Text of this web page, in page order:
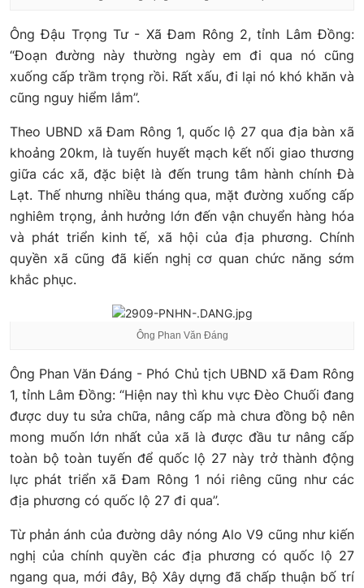
Ông Đậu Trọng Tư - Xã Đam Rông 2, tỉnh Lâm Đồng:
“Đoạn đường này thường ngày em đi qua nó cũng
xuống cấp trầm trọng rồi. Rất xấu, đi lại nó khó khăn và
cũng nguy hiểm lắm”.
Theo UBND xã Đam Rông 1, quốc lộ 27 qua địa bàn xã
khoảng 20km, là tuyến huyết mạch kết nối giao thương
giữa các xã, đặc biệt là đến trung tâm hành chính Đà
Lạt. Thế nhưng nhiều tháng qua, mặt đường xuống cấp
nghiêm trọng, ảnh hưởng lớn đến vận chuyển hàng hóa
và phát triển kinh tế, xã hội của địa phương. Chính
quyền xã cũng đã kiến nghị cơ quan chức năng sớm
khắc phục.
Ông Phan Văn Đáng
Ông Phan Văn Đáng - Phó Chủ tịch UBND xã Đam Rông
1, tỉnh Lâm Đồng: “Hiện nay thì khu vực Đèo Chuối đang
được duy tu sửa chữa, nâng cấp mà chưa đồng bộ nên
mong muốn lớn nhất của xã là được đầu tư nâng cấp
toàn bộ toàn tuyến để quốc lộ 27 này trở thành động
lực phát triển xã Đam Rông 1 nói riêng cũng như các
địa phương có quốc lộ 27 đi qua”.
Từ phản ánh của đường dây nóng Alo V9 cũng như kiến
nghị của chính quyền các địa phương có quốc lộ 27
ngang qua, mới đây, Bộ Xây dựng đã chấp thuận bố trí